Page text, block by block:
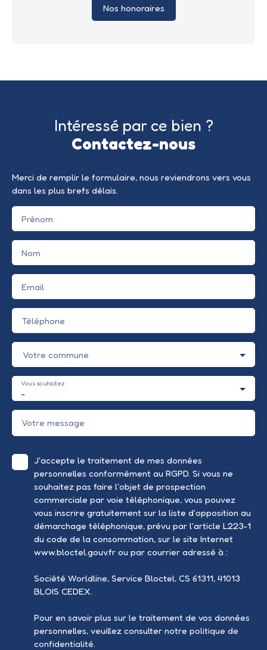
Nos honoraires
Intéressé par ce bien ?
Contactez-nous
Merci de remplir le formulaire, nous reviendrons vers vous
dans les plus brefs délais.
Prénom
Nom
Email
Téléphone
Votre commune
-
Vous souhaitez
Votre message
J'accepte le traitement de mes données
personnelles conformément au RGPD. Si vous ne
souhaitez pas faire l'objet de prospection
commerciale par voie téléphonique, vous pouvez
vous inscrire gratuitement sur la liste d'opposition au
démarchage téléphonique, prévu par l'article L223-1
du code de la consommation, sur le site Internet
www.bloctel.gouv.fr ou par courrier adressé à :
Société Worldline, Service Bloctel, CS 61311, 41013
BLOIS CEDEX.
Pour en savoir plus sur le traitement de vos données
personnelles, veuillez consulter notre politique de
confidentialité.